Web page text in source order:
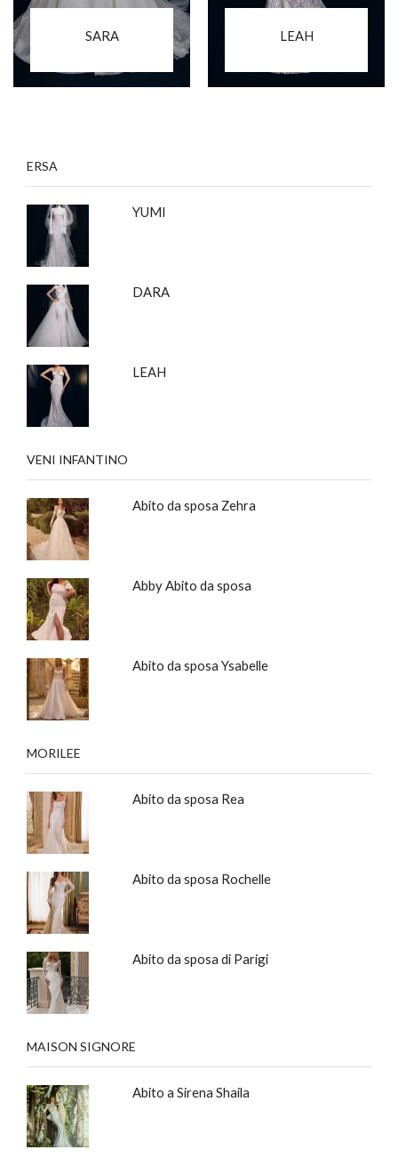
SARA LEAH
ERSA
YUMI
DARA
LEAH
VENI INFANTINO
Abito da sposa Zehra
Abby Abito da sposa
Abito da sposa Ysabelle
MORILEE
Abito da sposa Rea
Abito da sposa Rochelle
Abito da sposa di Parigi
MAISON SIGNORE
Abito a Sirena Shaila